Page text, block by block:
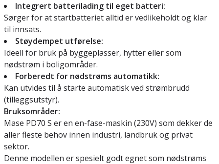
Integrert batterilading til eget batteri:
Sørger for at startbatteriet alltid er vedlikeholdt og klar
til innsats.
Støydempet utførelse:
Ideell for bruk på byggeplasser, hytter eller som
nødstrøm i boligområder.
Forberedt for nødstrøms automatikk:
Kan utvides til å starte automatisk ved strømbrudd
(tilleggsutstyr).
Bruksområder:
Mase PD70 S er en en-fase-maskin (230V) som dekker de
aller fleste behov innen industri, landbruk og privat
sektor.
Denne modellen er spesielt godt egnet som nødstrøms